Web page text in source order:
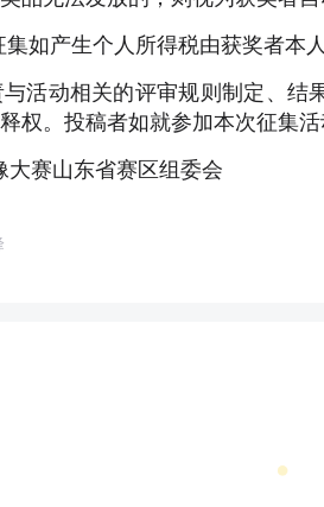
集如产生个人所得税由获奖者本
与活动相关的评审规则制定、
权。投稿者如就参加本次征集
赛山东省赛区组委会